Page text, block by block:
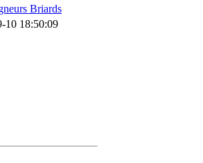
Briards
10 18:50:09